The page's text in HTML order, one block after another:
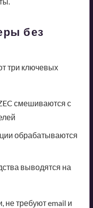
без
три ключевых
смешиваются с
обрабатываются
выводятся на
не требуют email и